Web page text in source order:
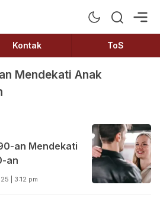
Kontak ToS
Mendekati Anak
an Mendekati
an
| 3:12 pm